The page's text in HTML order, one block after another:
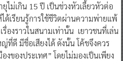
ไม่เกิน 15 ปี เป็นช่วงหัวเลี้ยวหัวต่อ
ด้เรียนรู้การใช้ชีวิตผ่านความพ่ายแพ้
รื่องราวในสนามเท่านั้น เยาวชนที่เล่น
ที่ดี มีชื่อเสียงได้ ดังนั้น โค้ชจึงควร
งของประเทศ” โดยไม่มองเป็นเพียง